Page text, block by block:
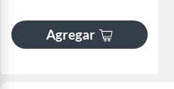
Agregar